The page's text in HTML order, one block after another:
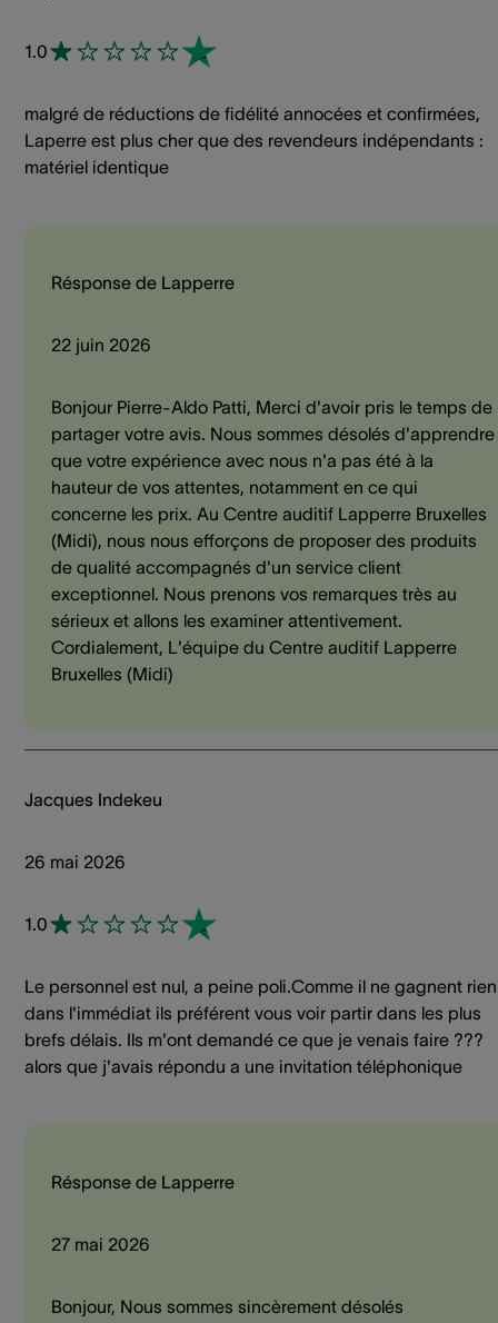
1.0
malgré de réductions de fidélité annocées et confirmées,
Laperre est plus cher que des revendeurs indépendants :
matériel identique
Résponse de Lapperre
22 juin 2026
Bonjour Pierre-Aldo Patti, Merci d'avoir pris le temps de
partager votre avis. Nous sommes désolés d'apprendre
que votre expérience avec nous n'a pas été à la
hauteur de vos attentes, notamment en ce qui
concerne les prix. Au Centre auditif Lapperre Bruxelles
(Midi), nous nous efforçons de proposer des produits
de qualité accompagnés d'un service client
exceptionnel. Nous prenons vos remarques très au
sérieux et allons les examiner attentivement.
Cordialement, L'équipe du Centre auditif Lapperre
Bruxelles (Midi)
Jacques Indekeu
26 mai 2026
1.0
Le personnel est nul, a peine poli.Comme il ne gagnent rien
dans l'immédiat ils préférent vous voir partir dans les plus
brefs délais. Ils m'ont demandé ce que je venais faire ???
alors que j'avais répondu a une invitation téléphonique
Résponse de Lapperre
27 mai 2026
Bonjour, Nous sommes sincèrement désolés